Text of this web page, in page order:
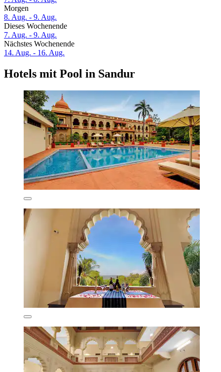
Morgen
8. Aug. - 9. Aug.
Dieses Wochenende
7. Aug. - 9. Aug.
Nächstes Wochenende
14. Aug. - 16. Aug.
Hotels mit Pool in Sandur